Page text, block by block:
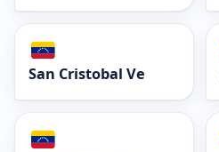
San Cristobal Ve